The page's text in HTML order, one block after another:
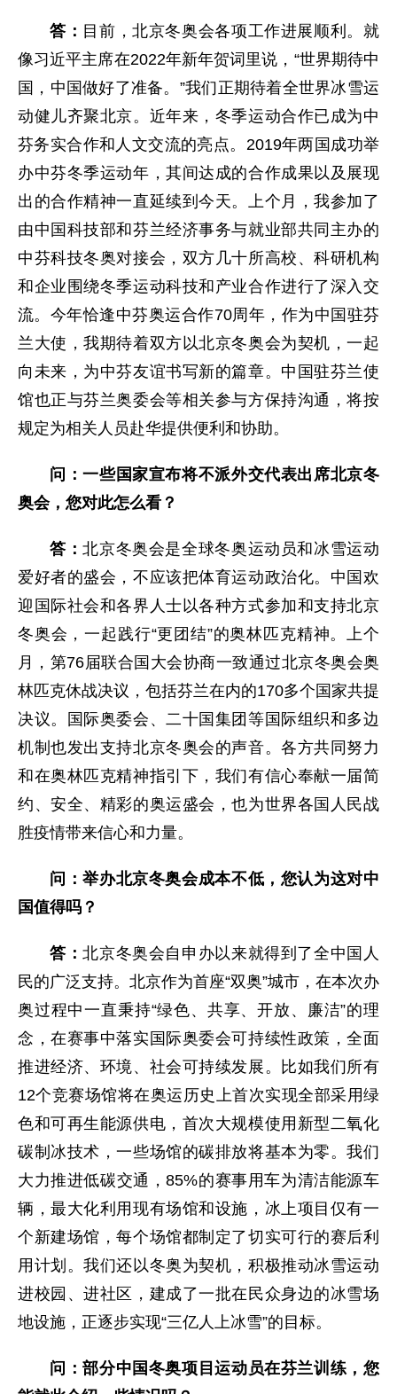
答： 目前，北京冬奥会各项工作进展顺利。就
像习近平主席在2022年新年贺词里说，“世界期待中
国，中国做好了准备。”我们正期待着全世界冰雪运
动健儿齐聚北京。近年来，冬季运动合作已成为中
芬务实合作和人文交流的亮点。2019年两国成功举
办中芬冬季运动年，其间达成的合作成果以及展现
出的合作精神一直延续到今天。上个月，我参加了
由中国科技部和芬兰经济事务与就业部共同主办的
中芬科技冬奥对接会，双方几十所高校、科研机构
和企业围绕冬季运动科技和产业合作进行了深入交
流。今年恰逢中芬奥运合作70周年，作为中国驻芬
兰大使，我期待着双方以北京冬奥会为契机，一起
向未来，为中芬友谊书写新的篇章。中国驻芬兰使
馆也正与芬兰奥委会等相关参与方保持沟通，将按
规定为相关人员赴华提供便利和协助。
问：一些国家宣布将不派外交代表出席北京冬
奥会，您对此怎么看？
答：北京冬奥会是全球冬奥运动员和冰雪运动
爱好者的盛会，不应该把体育运动政治化。中国欢
迎国际社会和各界人士以各种方式参加和支持北京
冬奥会，一起践行“更团结”的奥林匹克精神。上个
月，第76届联合国大会协商一致通过北京冬奥会奥
林匹克休战决议，包括芬兰在内的170多个国家共提
决议。国际奥委会、二十国集团等国际组织和多边
机制也发出支持北京冬奥会的声音。各方共同努力
和在奥林匹克精神指引下，我们有信心奉献一届简
约、安全、精彩的奥运盛会，也为世界各国人民战
胜疫情带来信心和力量。
问：举办北京冬奥会成本不低，您认为这对中
国值得吗？
答：北京冬奥会自申办以来就得到了全中国人
民的广泛支持。北京作为首座“双奥”城市，在本次办
奥过程中一直秉持“绿色、共享、开放、廉洁”的理
念，在赛事中落实国际奥委会可持续性政策，全面
推进经济、环境、社会可持续发展。比如我们所有
12个竞赛场馆将在奥运历史上首次实现全部采用绿
色和可再生能源供电，首次大规模使用新型二氧化
碳制冰技术，一些场馆的碳排放将基本为零。我们
大力推进低碳交通，85%的赛事用车为清洁能源车
辆，最大化利用现有场馆和设施，冰上项目仅有一
个新建场馆，每个场馆都制定了切实可行的赛后利
用计划。我们还以冬奥为契机，积极推动冰雪运动
进校园、进社区，建成了一批在民众身边的冰雪场
地设施，正逐步实现“三亿人上冰雪”的目标。
问：部分中国冬奥项目运动员在芬兰训练，您